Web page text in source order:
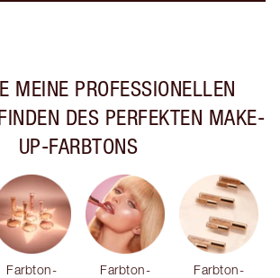
MEINE PROFESSIONELLEN
DES PERFEKTEN MAKE-
UP-FARBTONS
Farbton-
Farbton-
Farbton-